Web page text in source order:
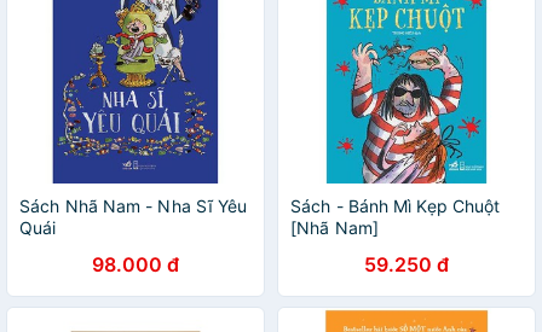
Sách Nhã Nam - Nha Sĩ Yêu
Quái
98.000 đ
Sách - Bánh Mì Kẹp Chuột
[Nhã Nam]
59.250 đ